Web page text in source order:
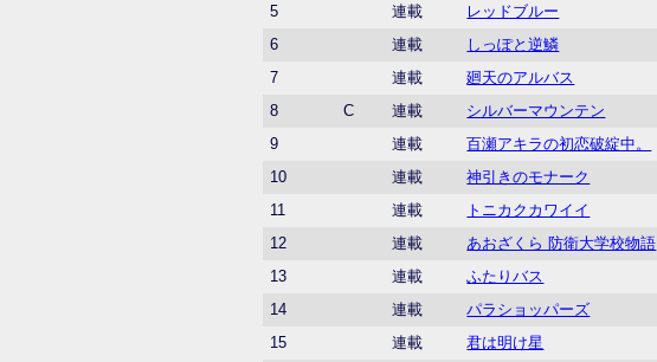
5
連載 レッドブルー
6
連載 しっぽと逆鱗
7
連載 廻天のアルバス
8
C 連載 シルバーマウンテン
9
連載 百瀬アキラの初恋破綻中。
10
連載 神引きのモナーク
11
連載 トニカクカワイイ
12
連載 あおざくら 防衛大学校物語
13
連載 ふたりバス
14
連載 パラショッパーズ
15
連載 君は明け星